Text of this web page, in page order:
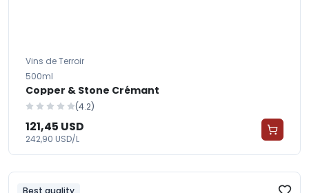
Vins de Terroir
500ml
Copper & Stone Crémant
(4.2)
121,45 USD
242,90 USD/L
Best quality